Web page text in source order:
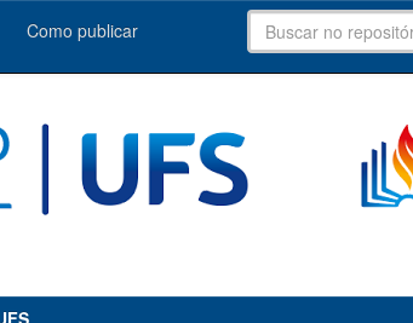
Como publicar